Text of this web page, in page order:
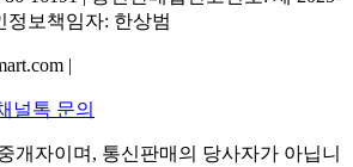
정보책임자: 한상범
|
널톡 문의
개자이며, 통신판매의 당사자가 아닙니